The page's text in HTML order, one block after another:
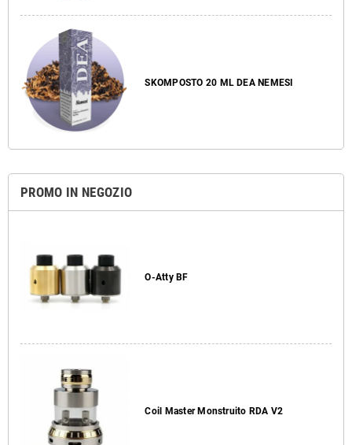
SKOMPOSTO 20 ML DEA NEMESI
PROMO IN NEGOZIO
O-Atty BF
Coil Master Monstruito RDA V2